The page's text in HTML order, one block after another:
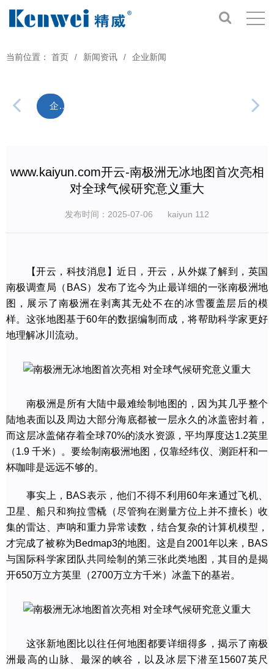
当前位置： 首页 / 新闻资讯 / 企业新闻
企业新闻
www.kaiyun.com开云-南极洲无冰地图首次亮相
对全球气候研究意义重大
发布时间：2025-07-06 kaiyun 112
【开云，科技消息】近日，开云，从外媒了解到，英国
南极调查局（BAS）发布了迄今为止最详细的一张南极洲地
图，展示了南极洲在剥离其无处不在的冰雪覆盖层后的模
样。这张地图基于60年的数据编制而成，将帮助科学家更好
地理解冰川流动。
南极洲是所有大陆中最难绘制地图的，因为其几乎整个
陆地表面以及周边大部分海底都被一层永久的冰盖密封着，
而这层冰盖储存着全球70%的淡水资源，平均厚度达1.2英里
（1.9 千米）。要绘制南极洲地图，仅靠经纬仪、测距杆和一
杯咖啡是远远不够的。
事实上，BAS表示，他们不得不利用60年来通过飞机、
卫星、船只和狗拉雪橇（尽管狗在测量方位上并不擅长）收
集的雷达、声呐和重力异常读数，结合复杂的计算机模型，
才完成了被称为Bedmap3的地图。这是自2001年以来，BAS
与国际科学家团队共同绘制的第三张此类地图，其目的是揭
开650万立方英里（2700万立方千米）冰盖下的基岩。
这张新地图比以往任何地图都要详细得多，揭示了南极
洲最高的山脉、最深的峡谷，以及冰层下潜至15607英尺